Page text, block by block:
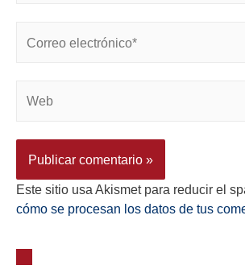
Este sitio usa Akismet para reducir el
cómo se procesan los datos de tus